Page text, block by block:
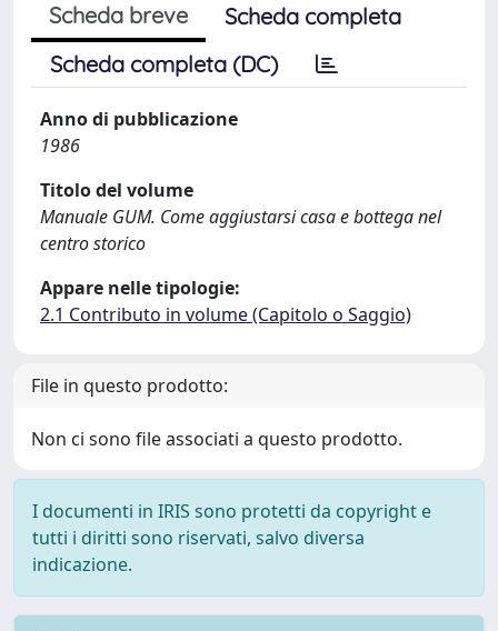
Scheda breve
Scheda completa
Scheda completa (DC)
Anno di pubblicazione
1986
Titolo del volume
Manuale GUM. Come aggiustarsi casa e bottega nel
centro storico
Appare nelle tipologie:
2.1 Contributo in volume (Capitolo o Saggio)
File in questo prodotto:
Non ci sono file associati a questo prodotto.
I documenti in IRIS sono protetti da copyright e
tutti i diritti sono riservati, salvo diversa
indicazione.